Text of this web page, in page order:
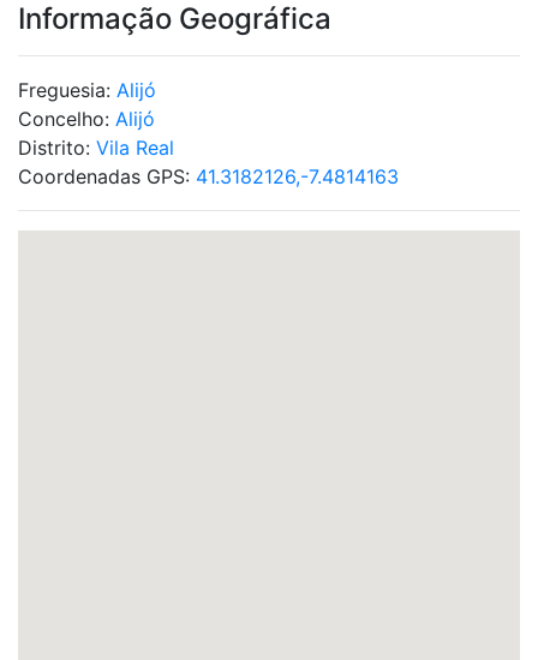
Informação Geográfica
Freguesia: Alijó
Concelho: Alijó
Distrito: Vila Real
Coordenadas GPS: 41.3182126,-7.4814163